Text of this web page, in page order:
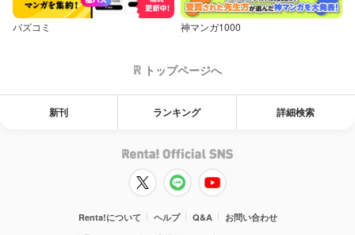
バズコミ 神マンガ1000
トップページへ
新刊 ランキング 詳細検索
Renta!について ヘルプ Q&A
お問い合わせ